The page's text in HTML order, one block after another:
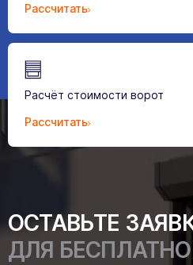
Рассчитать
Расчёт стоимости ворот
Рассчитать
ОСТАВЬТЕ
ДЛЯ